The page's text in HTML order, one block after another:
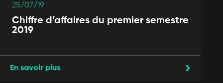
25/07/19
Chiffre d’affaires du premier semestre
2019
En savoir plus